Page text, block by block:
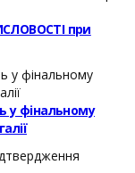
при
у фінальному